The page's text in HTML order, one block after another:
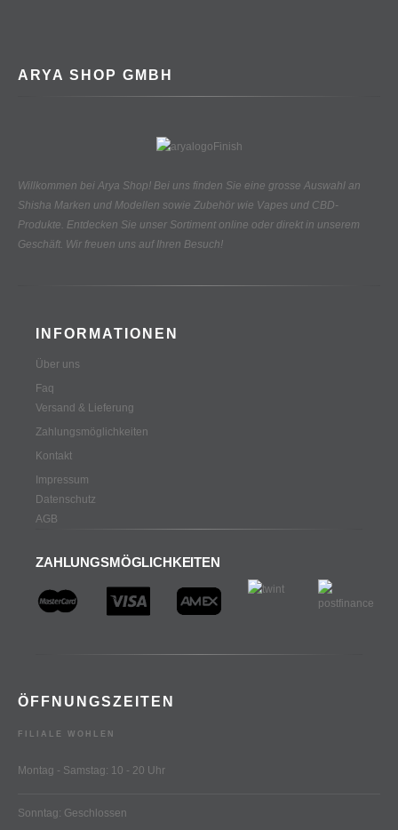
ARYA SHOP GMBH
Willkommen bei Arya Shop! Bei uns finden Sie eine grosse Auswahl an
Shisha Marken und Modellen sowie Zubehör wie Vapes und CBD-
Produkte. Entdecken Sie unser Sortiment online oder direkt in unserem
Geschäft. Wir freuen uns auf Ihren Besuch!
INFORMATIONEN
Über uns
Faq
Versand & Lieferung
Zahlungsmöglichkeiten
Kontakt
Impressum
Datenschutz
AGB
ZAHLUNGSMÖGLICHKEITEN
ÖFFNUNGSZEITEN
FILIALE WOHLEN
Montag - Samstag: 10 - 20 Uhr
Sonntag: Geschlossen